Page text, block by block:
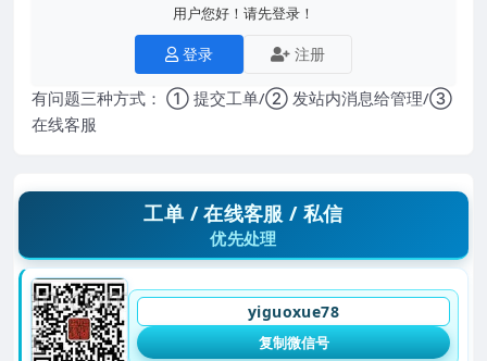
用户您好！请先登录！
登录 注册
有问题三种方式： ① 提交工单/② 发站内消息给管理/③
在线客服
工单 / 在线客服 / 私信
优先处理
yiguoxue78
复制微信号